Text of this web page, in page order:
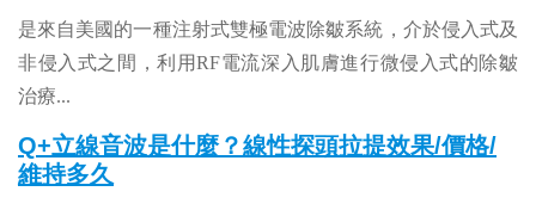
是來自美國的一種注射式雙極電波除皺系統，介於侵入式及
非侵入式之間，利用RF電流深入肌膚進行微侵入式的除皺
治療...
Q+立線音波是什麼？線性探頭拉提效果/價格/
維持多久